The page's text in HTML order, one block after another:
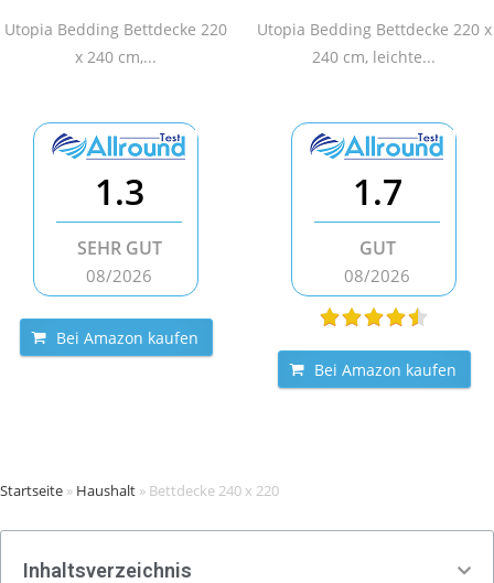
Utopia Bedding Bettdecke 220
x 240 cm,...
Utopia Bedding Bettdecke 220 x
240 cm, leichte...
1.3
SEHR GUT
08/2026
Bei Amazon kaufen
1.7
GUT
08/2026
Bei Amazon kaufen
Startseite » Haushalt » Bettdecke 240 x 220
Inhaltsverzeichnis